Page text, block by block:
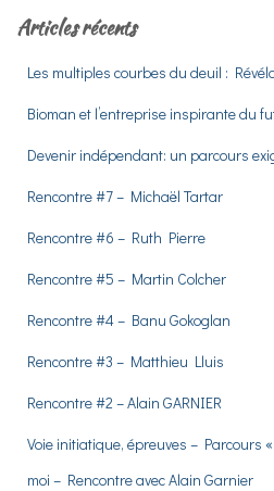
rArticles récents
Les multiples courbes du deuil :
Bioman et l’entreprise inspirante du
Devenir indépendant: un parcours
Rencontre #7 – Michaël Tartar
Rencontre #6 – Ruth Pierre
Rencontre #5 – Martin Colcher
Rencontre #4 – Banu Gokoglan
Rencontre #3 – Matthieu Lluis
Rencontre #2 – Alain GARNIER
Voie initiatique, épreuves – Parcours
moi – Rencontre avec Alain Garnier